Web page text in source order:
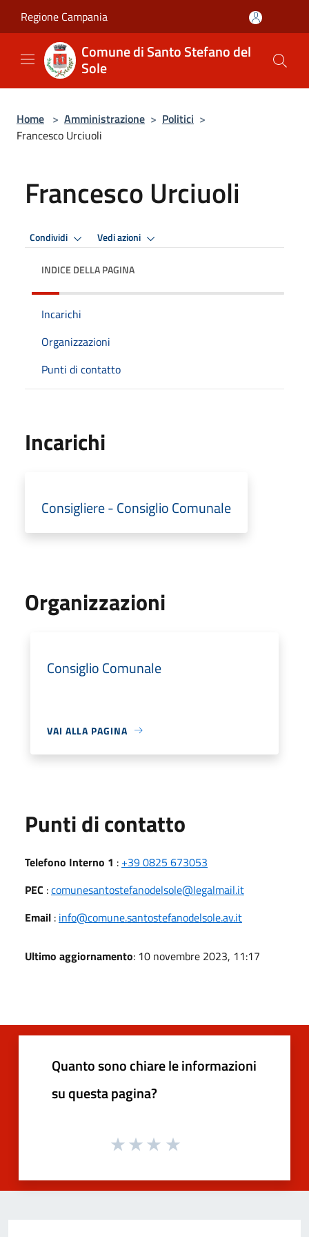
Regione Campania
Comune di Santo Stefano del
Sole
Home > Amministrazione > Politici >
Francesco Urciuoli
Francesco Urciuoli
Condividi Vedi azioni
INDICE DELLA PAGINA
Incarichi
Organizzazioni
Punti di contatto
Incarichi
Consigliere - Consiglio Comunale
Organizzazioni
Consiglio Comunale
VAI ALLA PAGINA
Punti di contatto
Telefono Interno 1 : +39 0825 673053
PEC :comunesantostefanodelsole@legalmail.it
Email : info@comune.santostefanodelsole.av.it
Ultimo aggiornamento: 10 novembre 2023, 11:17
Quanto sono chiare le informazioni
su questa pagina?